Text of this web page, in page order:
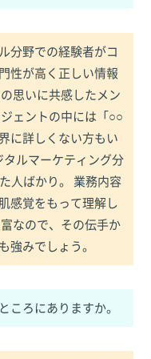
分野での経験者がコ
性が高く正しい情報
思いに共感したメン
ェントの中には「○○
に詳しくない方もい
ルマーケティング分
人ばかり。 業務内容
感覚をもって理解し
なので、その伝手か
強みでしょう。
ころにありますか。